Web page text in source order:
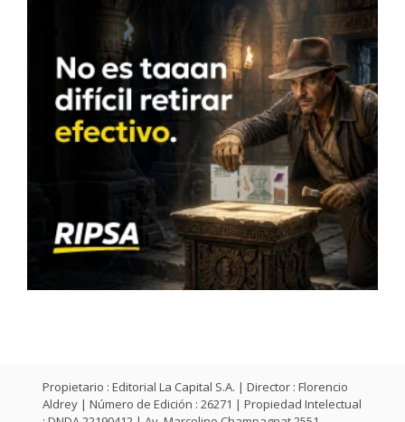
Propietario : Editorial La Capital S.A. | Director : Florencio
Aldrey | Número de Edición : 26271 | Propiedad Intelectual